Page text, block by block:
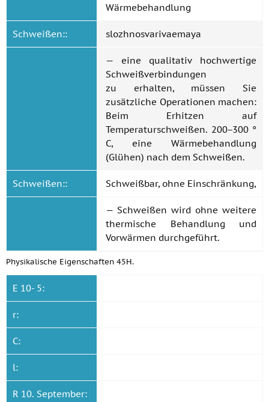
Wärmebehandlung
Schweißen:: slozhnosvarivaemaya
— eine qualitativ hochwertige
Schweißverbindungen
zu erhalten, müssen Sie
zusätzliche Operationen machen:
Beim Erhitzen auf
Temperaturschweißen. 200−300 °
C, eine Wärmebehandlung
(Glühen) nach dem Schweißen.
Schweißen:: Schweißbar, ohne Einschränkung,
— Schweißen wird ohne weitere
thermische Behandlung und
Vorwärmen durchgeführt.
Physikalische Eigenschaften 45H.
E 10- 5:
r:
C:
l:
R 10. September: